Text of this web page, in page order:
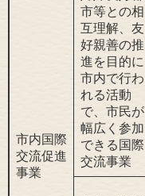
市内国際
交流促進
事業
市等との相
互理解、友
好親善の推
進を目的に
市内で行わ
れる活動
で、市民が
幅広く参加
できる国際
交流事業